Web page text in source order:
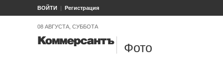
ВОЙТИ Регистрация
08 АВГУСТА, СУББОТА
Фото